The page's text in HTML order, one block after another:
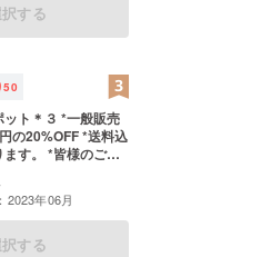
により出荷時期が
する
50
ット＊３ *一般販売
の20%OFF *送料込
様のご支
効率が向上した場
が販売予定価格よ
ございます。 *ご
材の供給状況、製
により出荷時期が
2023年06月
する